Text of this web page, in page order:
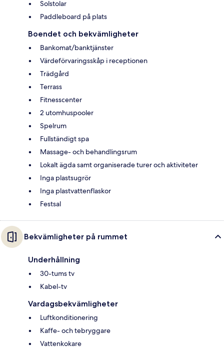
Solstolar
Paddleboard på plats
Boendet och bekvämligheter
Bankomat/banktjänster
Värdeförvaringsskåp i receptionen
Trädgård
Terrass
Fitnesscenter
2 utomhuspooler
Spelrum
Fullständigt spa
Massage- och behandlingsrum
Lokalt ägda samt organiserade turer och aktiviteter
Inga plastsugrör
Inga plastvattenflaskor
Festsal
Bekvämligheter på rummet
Underhållning
30-tums tv
Kabel-tv
Vardagsbekvämligheter
Luftkonditionering
Kaffe- och tebryggare
Vattenkokare